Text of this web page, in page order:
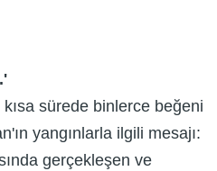
kısa sürede binlerce beğeni
yangınlarla ilgili mesajı:
gerçekleşen ve